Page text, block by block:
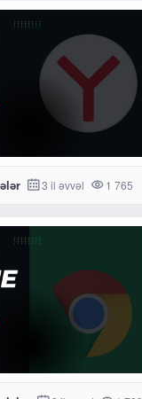
3 il əvvəl 1 765